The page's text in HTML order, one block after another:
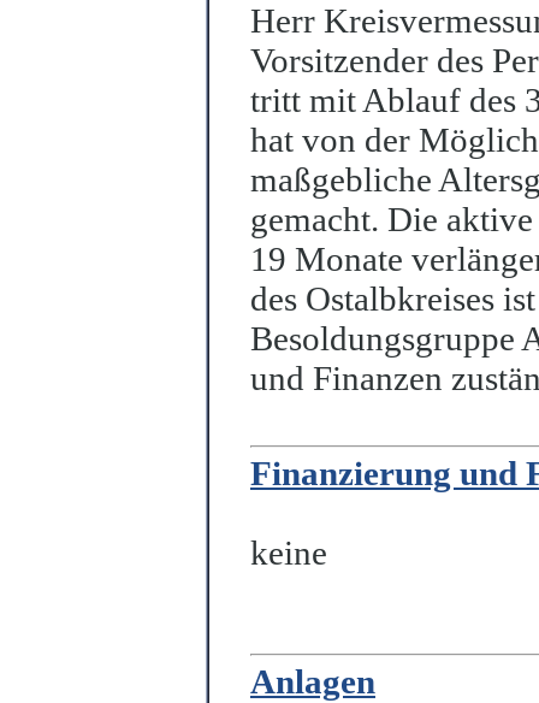
Herr
Vorsitzender des Per
tritt mit Ablauf des
hat von der
maßgebliche Al
gemacht. Die
19 Monate
des Ostalbkreises
Besoldungsgruppe
und Finanzen
Finanzierung und
keine
Anlagen